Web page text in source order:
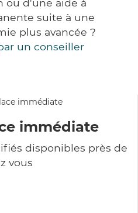
ou d'une aide à
suite à une
plus avancée ?
un conseiller
immédiate
disponibles près de
vous